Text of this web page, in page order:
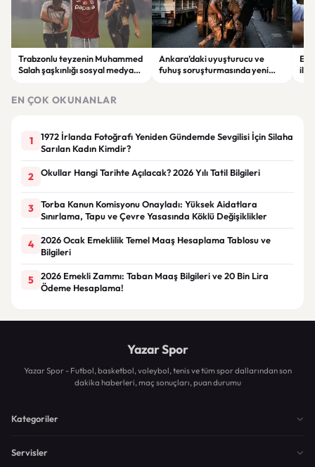
Trabzonlu teyzenin Muhammed
Salah şaşkınlığı sosyal medyada
Ankara’daki uyuşturucu ve
fuhuş soruşturmasında yeni
Ev
EN ÇOK OKUNANLAR
1
1972 İrlanda Fotoğrafı Yeniden Gündemde Sevgilisi İçin Silaha
Sarılan Kadın Kimdir?
2 Okullar Hangi Tarihte Açılacak? 2026 Yılı Tatil Bilgileri
3
Torba Kanun Komisyonu Onayladı: Yüksek Aidatlara
Sınırlama, Tapu ve Çevre Yasasında Köklü Değişiklikler
4
2026 Ocak Emeklilik Temel Maaş Hesaplama Tablosu ve
Bilgileri
5
2026 Emekli Zammı: Taban Maaş Bilgileri ve 20 Bin Lira
Ödeme Hesaplama!
Yazar Spor
Yazar Spor - Futbol, basketbol, voleybol, tenis ve tüm spor dallarından son
dakika haberleri, maç sonuçları, puan durumu
Kategoriler
Servisler